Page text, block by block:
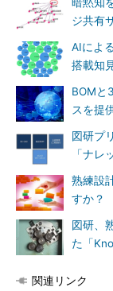
ジ共有
AIによ
搭載知
BOMと
スを提
図研プ
「ナレ
熟練設
すか？
図研、
た「
関連リンク